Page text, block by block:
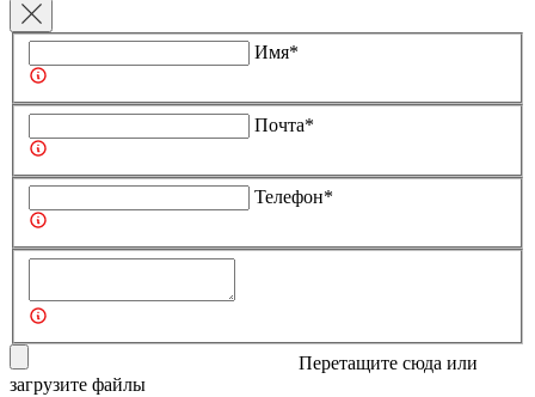
Имя*
Почта*
Телефон*
Перетащите сюда или
загрузите файлы